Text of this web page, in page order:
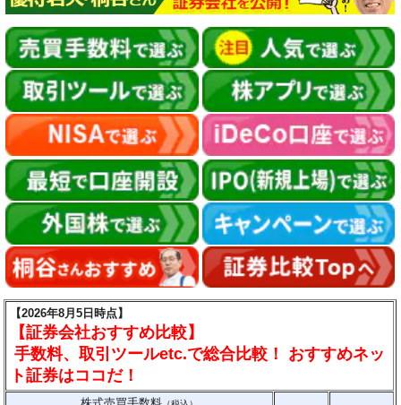
【2026年8月5日時点】
【証券会社おすすめ比較】
手数料、取引ツールetc.で総合比較！ おすすめネッ
ト証券はココだ！